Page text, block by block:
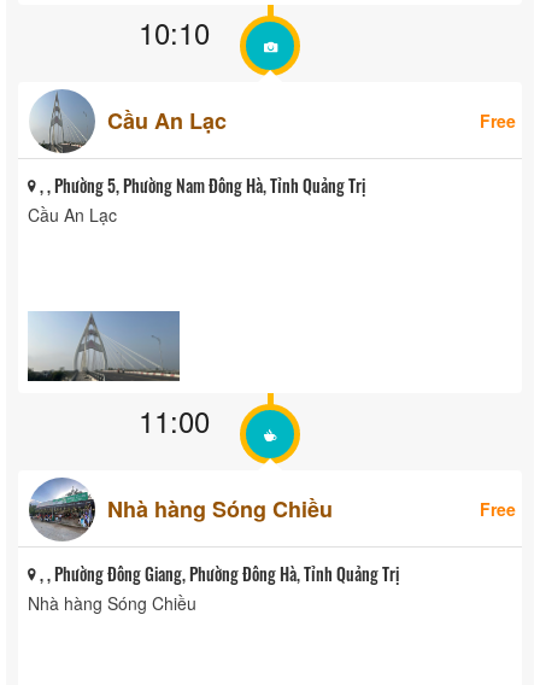
10:10
Cầu An Lạc Free
, , Phường 5, Phường Nam Đông Hà, Tỉnh Quảng Trị
Cầu An Lạc
11:00
Nhà hàng Sóng Chiều Free
, , Phường Đông Giang, Phường Đông Hà, Tỉnh Quảng Trị
Nhà hàng Sóng Chiều